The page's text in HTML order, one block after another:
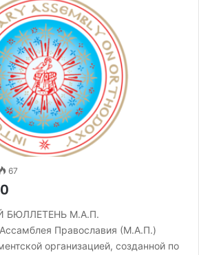
67
М.А.П.
Православия (М.А.П.)
организацией, созданной по